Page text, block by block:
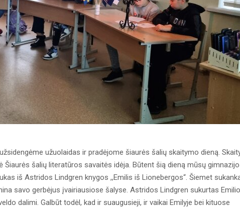
užuolaidas ir pradėjome šiaurės šalių skaitymo dieną.
Šiaurės šalių literatūros savaitės idėja. Būtent šią dieną mūsų
iš Astridos Lindgren knygos ,,Emilis iš Lionebergos“. Šiemet
savo gerbėjus įvairiausiose šalyse. Astridos Lindgren sukurtas Emilio
dalimi. Galbūt todėl, kad ir suaugusieji, ir vaikai Emilyje bei kituose